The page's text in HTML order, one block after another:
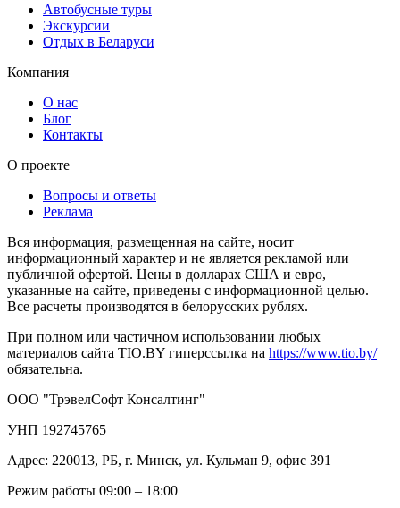
Автобусные туры
Экскурсии
Отдых в Беларуси
Компания
О нас
Блог
Контакты
О проекте
Вопросы и ответы
Реклама
Вся информация, размещенная на сайте, носит
информационный характер и не является рекламой или
публичной офертой. Цены в долларах США и евро,
указанные на сайте, приведены с информационной целью.
Все расчеты производятся в белорусских рублях.
При полном или частичном использовании любых
материалов сайта TIO.BY гиперссылка на https://www.tio.by/
обязательна.
ООО "ТрэвелСофт Консалтинг"
УНП 192745765
Адрес: 220013, РБ, г. Минск, ул. Кульман 9, офис 391
Режим работы 09:00 – 18:00